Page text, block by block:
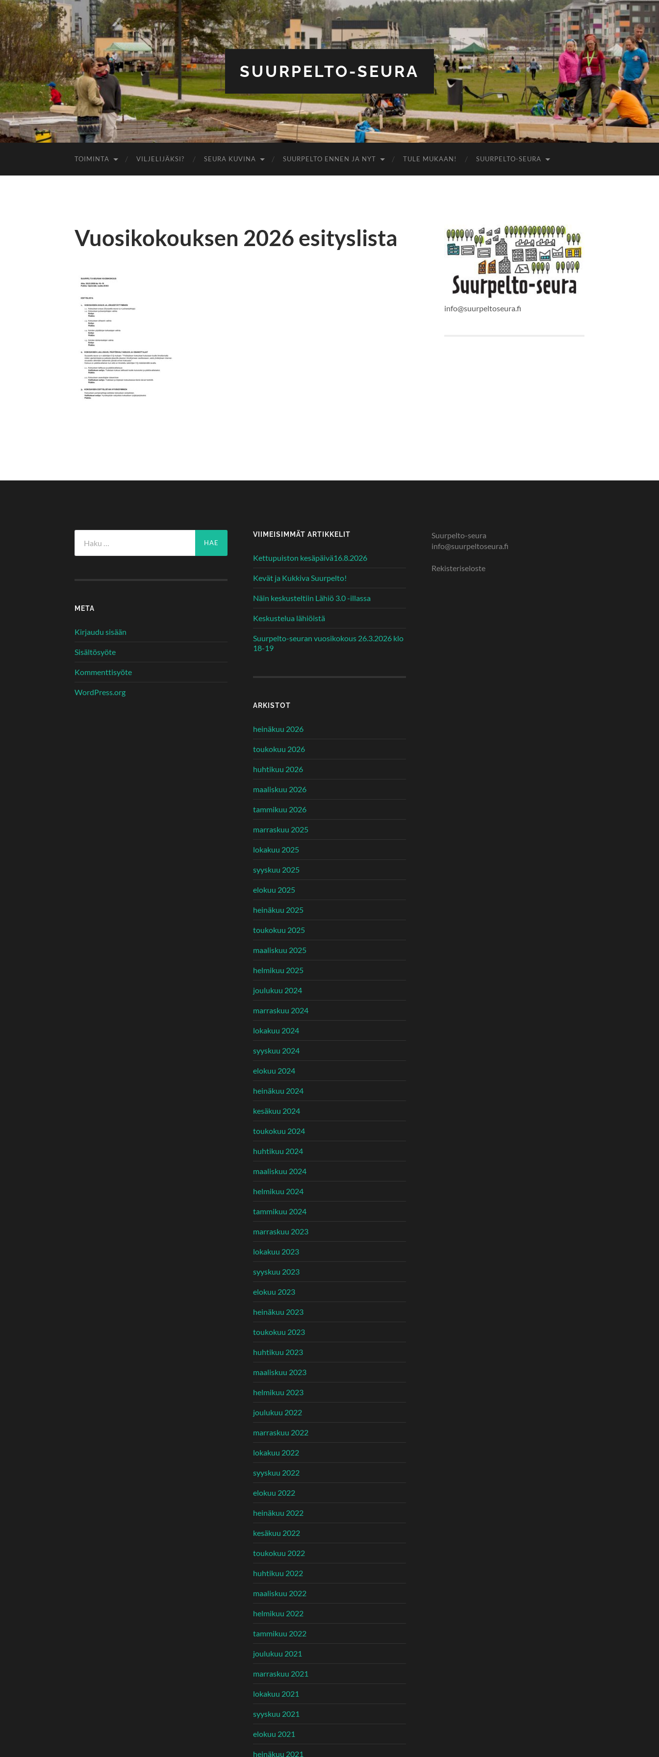
SUURPELTO-SEURA
TOIMINTA VILJELIJÄKSI? SEURA KUVINA SUURPELTO ENNEN JA NYT TULE MUKAAN! SUURPELTO-SEURA
Vuosikokouksen 2026 esityslista
info@suurpeltoseura.fi
META
Kirjaudu sisään
Sisältösyöte
Kommenttisyöte
WordPress.org
VIIMEISIMMÄT ARTIKKELIT
Kettupuiston kesäpäivä16.8.2026
Kevät ja Kukkiva Suurpelto!
Näin keskusteltiin Lähiö 3.0 -illassa
Keskustelua lähiöistä
Suurpelto-seuran vuosikokous 26.3.2026 klo
18-19
ARKISTOT
heinäkuu 2026
toukokuu 2026
huhtikuu 2026
maaliskuu 2026
tammikuu 2026
marraskuu 2025
lokakuu 2025
syyskuu 2025
elokuu 2025
heinäkuu 2025
toukokuu 2025
maaliskuu 2025
helmikuu 2025
joulukuu 2024
marraskuu 2024
lokakuu 2024
syyskuu 2024
elokuu 2024
heinäkuu 2024
kesäkuu 2024
toukokuu 2024
huhtikuu 2024
maaliskuu 2024
helmikuu 2024
tammikuu 2024
marraskuu 2023
lokakuu 2023
syyskuu 2023
elokuu 2023
heinäkuu 2023
toukokuu 2023
huhtikuu 2023
maaliskuu 2023
helmikuu 2023
joulukuu 2022
marraskuu 2022
lokakuu 2022
syyskuu 2022
elokuu 2022
heinäkuu 2022
kesäkuu 2022
toukokuu 2022
huhtikuu 2022
maaliskuu 2022
helmikuu 2022
tammikuu 2022
joulukuu 2021
marraskuu 2021
lokakuu 2021
syyskuu 2021
elokuu 2021
heinäkuu 2021
Suurpelto-seura
info@suurpeltoseura.fi
Rekisteriseloste